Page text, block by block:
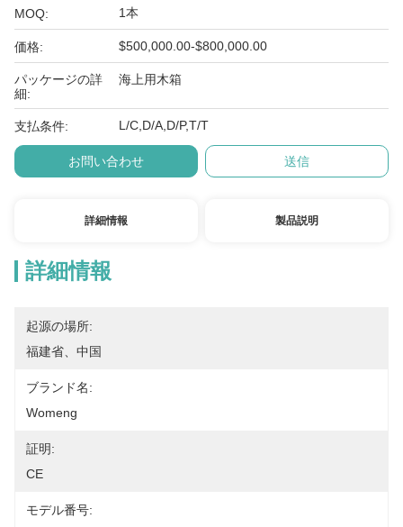
MOQ: 1本
価格: $500,000.00-$800,000.00
パッケージの詳
細:
海上用木箱
支払条件: L/C,D/A,D/P,T/T
お問い合わせ 送信
詳細情報 製品説明
詳細情報
起源の場所:
福建省、中国
ブランド名:
Womeng
証明:
CE
モデル番号: